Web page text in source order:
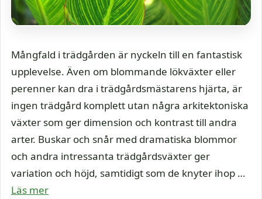
Mångfald i trädgården är nyckeln till en fantastisk
upplevelse. Även om blommande lökväxter eller
perenner kan dra i trädgårdsmästarens hjärta, är
ingen trädgård komplett utan några arkitektoniska
växter som ger dimension och kontrast till andra
arter. Buskar och snår med dramatiska blommor
och andra intressanta trädgårdsväxter ger
variation och höjd, samtidigt som de knyter ihop …
Läs mer